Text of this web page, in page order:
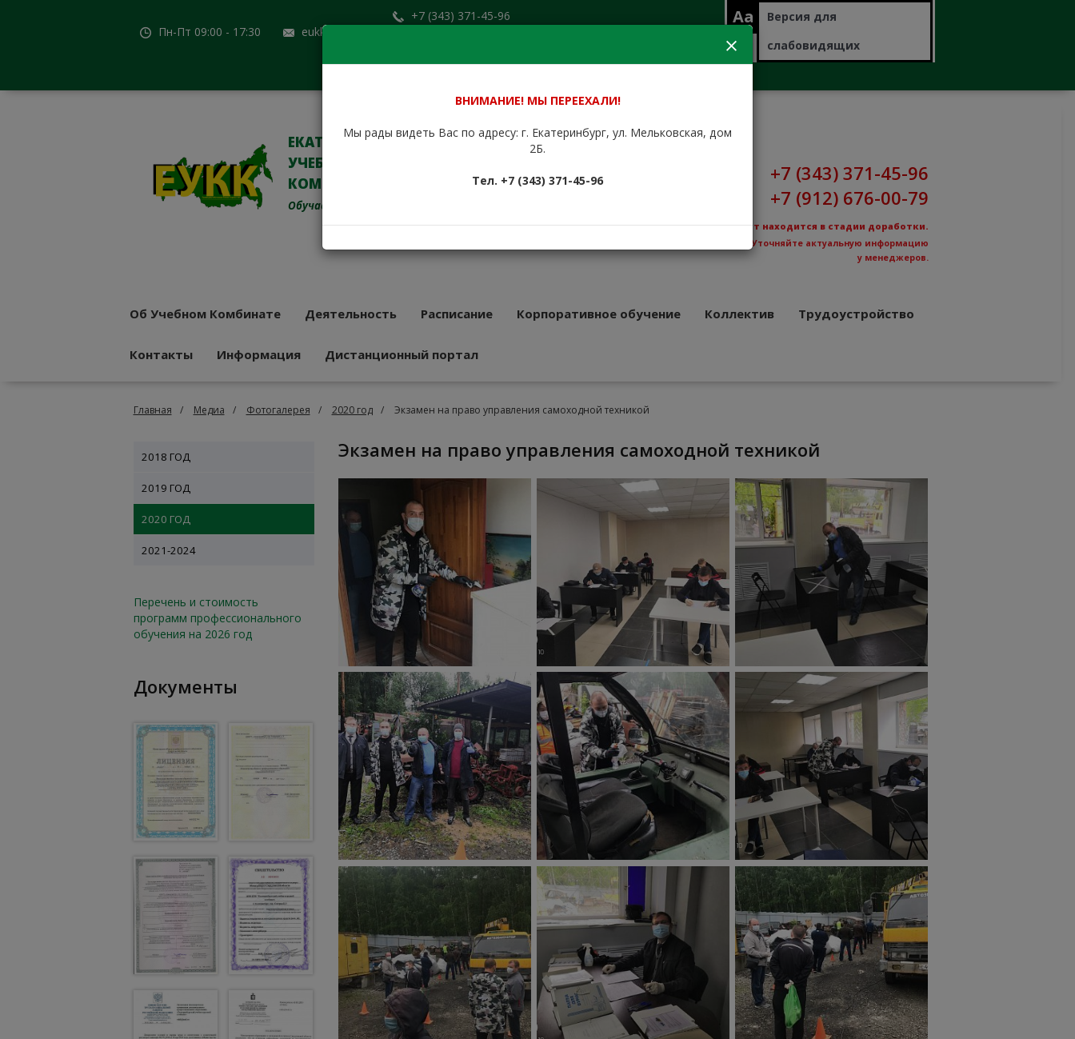
Пн-Пт 09:00 - 17:30 eukk@mail.ru
+7 (343) 371-45-96
Aa
Версия для
слабовидящих
ЕКАТЕРИНБУРГСКИЙ
УЧЕБНО-КУРСОВОЙ
КОМБИНАТ
Обучаем с 1943 года
+7 (343) 371-45-96
+7 (912) 676-00-79
Сайт находится в стадии доработки.
Уточняйте актуальную информацию
у менеджеров.
Об Учебном Комбинате Деятельность Расписание Корпоративное обучение Коллектив Трудоустройство
Контакты Информация Дистанционный портал
Главная Медиа Фотогалерея 2020 год Экзамен на право управления самоходной техникой
2018 ГОД
2019 ГОД
2020 ГОД
2021-2024
Перечень и стоимость
программ профессионального
обучения на 2026 год
Документы
Экзамен на право управления самоходной техникой
ВНИМАНИЕ! МЫ ПЕРЕЕХАЛИ!
Мы рады видеть Вас по адресу: г. Екатеринбург, ул. Мельковская, дом
2Б.
Тел. +7 (343) 371-45-96